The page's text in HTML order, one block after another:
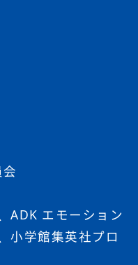
ADK エモーション
小学館集英社プロ